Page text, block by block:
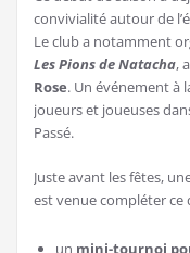
convivialité autour de
Le club a notamment
Les Pions de Natacha,
Rose. Un événement à
joueurs et joueuses
Passé.
Juste avant les fêtes,
est venue compléter ce